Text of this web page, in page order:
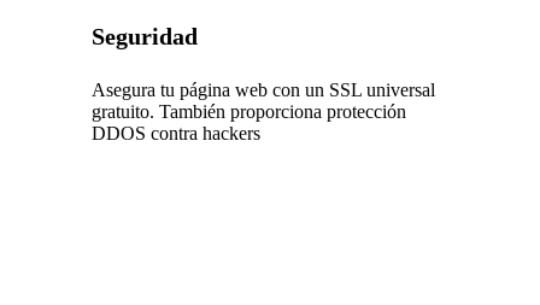
Seguridad
Asegura tu página web con un SSL universal
gratuito. También proporciona protección
DDOS contra hackers